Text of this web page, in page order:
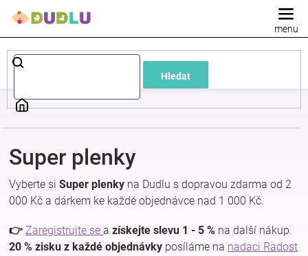
Hledat
Dětské
a
kojenecké
oblečení
Pokojíček
a
Super plenky
Vyberte si Super plenky na Dudlu s dopravou zdarma od 2
000 Kč a dárkem ke každé objednávce nad 1 000 Kč.
👉 Zaregistrujte se a získejte slevu 1 - 5 % na další nákup.
20 % zisku z každé objednávky posíláme na nadaci Radost